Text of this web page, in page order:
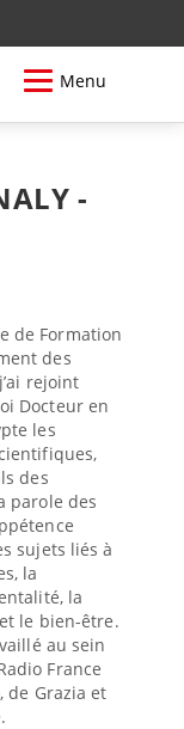
Menu
-
de Formation
des
rejoint
Docteur en
les
des
parole des
sujets liés à
la
la
le bien-être.
au sein
France
de Grazia et